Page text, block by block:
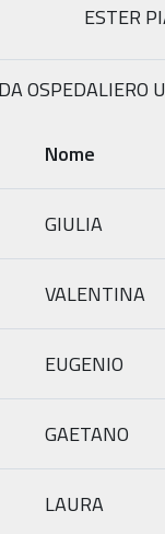
ESTER
OSPEDALIERO
Nome
GIULIA
VALENTINA
EUGENIO
GAETANO
LAURA